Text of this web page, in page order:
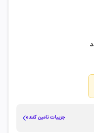
جزییات تامین کننده